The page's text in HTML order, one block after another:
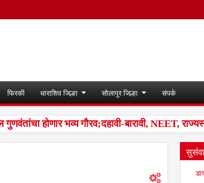
फिरकी धाराशिव जिल्हा सोलापुर जिल्हा संपर्क
होणार भव्य गौरव;दहावी-बारावी, NEET,